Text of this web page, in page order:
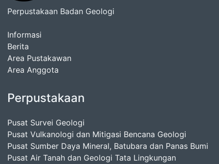
Perpustakaan Badan Geologi
Informasi
Berita
Area Pustakawan
Area Anggota
Perpustakaan
Pusat Survei Geologi
Pusat Vulkanologi dan Mitigasi Bencana Geologi
Pusat Sumber Daya Mineral, Batubara dan Panas Bumi
Pusat Air Tanah dan Geologi Tata Lingkungan